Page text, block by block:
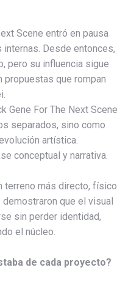
Scene entró en pausa
Desde entonces,
pero su influencia sigue
propuestas que rompan
Gene For The Next Scene
separados, sino como
artística.
conceptual y narrativa.
terreno más directo, físico
que el visual
sin perder identidad,
el núcleo.
de cada proyecto?